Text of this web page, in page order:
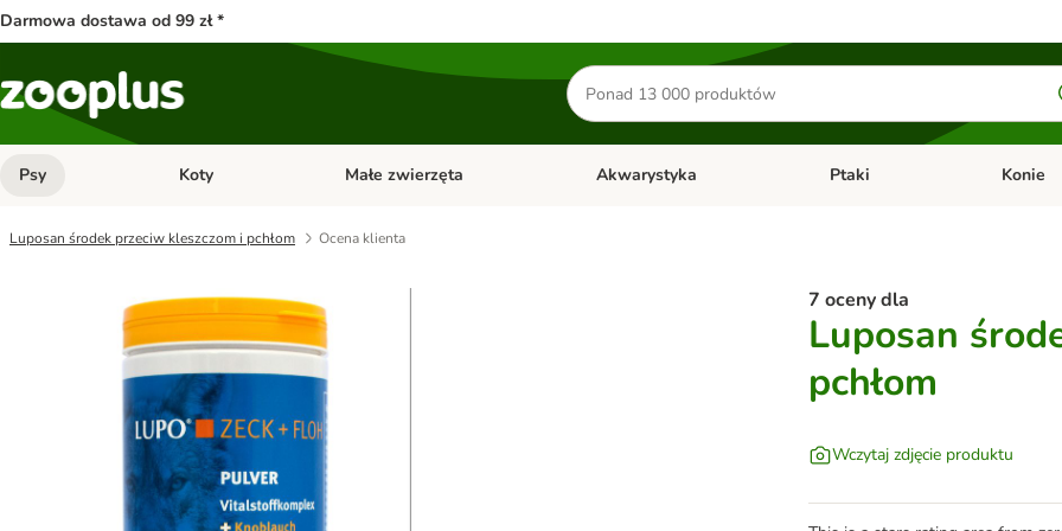
Darmowa dostawa od 99 zł *
Szukaj
produktów
Psy Otwórz menu kategorii: Psy
Koty Otwórz menu kategorii: Koty
Małe zwierzęta Otwórz menu kategorii: Małe zwierzęta
Akwarystyka Otwórz menu kategorii:
Ptaki Otwórz
Konie
Luposan środek przeciw kleszczom i pchłom Ocena klienta
7 oceny dla
Luposan
pchłom
Wczytaj zdjęcie produktu